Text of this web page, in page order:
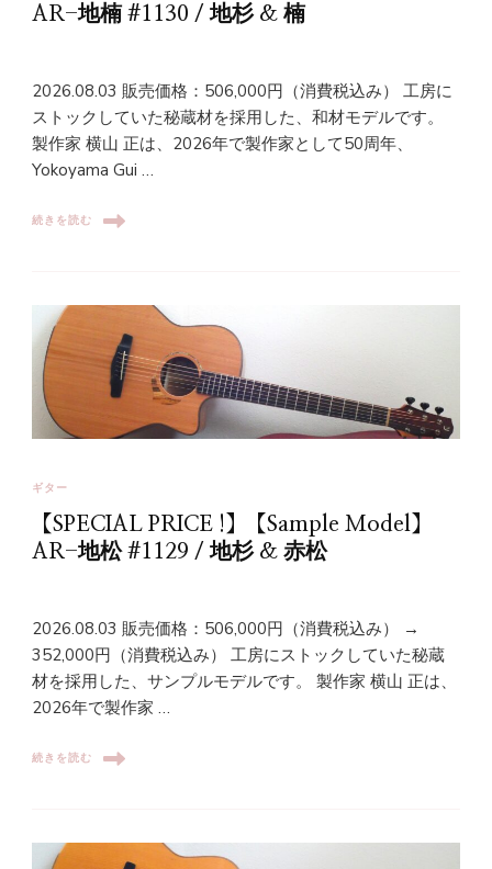
AR-地楠 #1130 / 地杉 & 楠
2026.08.03 販売価格：506,000円（消費税込み） 工房に
ストックしていた秘蔵材を採用した、和材モデルです。
製作家 横山 正は、2026年で製作家として50周年、
Yokoyama Gui …
続きを読む
ギター
【SPECIAL PRICE !】【Sample Model】
AR-地松 #1129 / 地杉 & 赤松
2026.08.03 販売価格：506,000円（消費税込み） →
352,000円（消費税込み） 工房にストックしていた秘蔵
材を採用した、サンプルモデルです。 製作家 横山 正は、
2026年で製作家 …
続きを読む